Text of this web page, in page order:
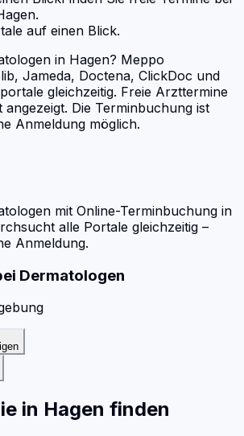
.
auf einen Blick.
in Hagen? Meppo
Jameda, Doctena, ClickDoc und
gleichzeitig. Freie Arzttermine
angezeigt. Die Terminbuchung ist
Anmeldung möglich.
mit Online-Terminbuchung in
alle Portale gleichzeitig –
Anmeldung.
Dermatologen
in Hagen finden